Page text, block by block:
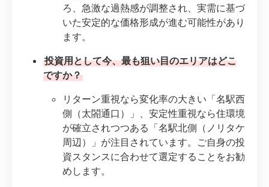
ろ、急激な過熱感が調整され、実需に基づ
いた安定的な価格形成が進む可能性があり
ます。
投資用として今、最も狙い目のエリアはどこ
ですか？
リターン重視なら変化率の大きい「名駅西
側（太閤通口）」、安定性重視なら住環境
が確立されつつある「名駅北側（ノリタケ
周辺）」が注目されています。ご自身の投
資スタンスに合わせて選定することをお勧
めします。